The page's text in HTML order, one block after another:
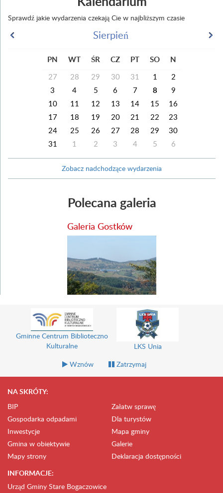
Sprawdź jakie wydarzenia czekają Cie w najbliższym czasie
Sierpień
PN WT ŚR CZ PT SO N
27 28 29 30 31 1
2
3
4 5 6 7 8
9
10
11 12 13 14 15
16
17
18 19 20 21 22
23
24
25 26 27 28 29
30
31
1 2 3 4 5 6
Zobacz nadchodzące wydarzenia
Polecana galeria
Galeria Gostków
Gminne Centrum Biblioteczno
Kulturalne
LKS Unia
Wznów
Zatrzymaj
NA SKRÓTY:
BIP
Załatw sprawę
Gospodarka odpadami
Dla turystów
Inwestycje
Mapa gminy
Gmina w obiektywie
Galerie
Mapy strony
Deklaracja dostępności
INFORMACJE:
Urząd Gminy Stare Bogaczowice